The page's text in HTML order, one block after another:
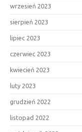
wrzesień 2023
sierpień 2023
lipiec 2023
czerwiec 2023
kwiecień 2023
luty 2023
grudzień 2022
listopad 2022